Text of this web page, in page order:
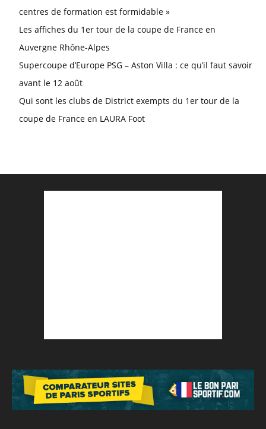
centres de formation est formidable »
Les affiches du 1er tour de la coupe de France en
Auvergne Rhône-Alpes
Supercoupe d’Europe PSG – Aston Villa : ce qu’il faut savoir
avant le 12 août
Qui sont les clubs de District exempts du 1er tour de la
coupe de France en LAURA Foot